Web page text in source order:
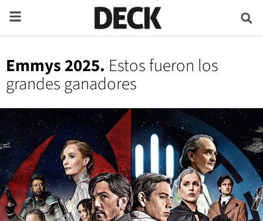
Emmys 2025. Estos fueron los
grandes ganadores